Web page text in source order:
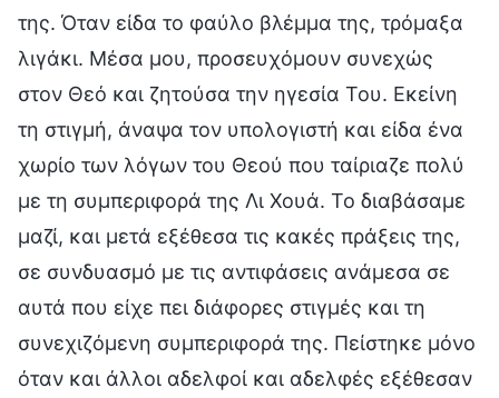
της. Όταν είδα το φαύλο βλέμμα της, τρόμαξα
λιγάκι. Μέσα μου, προσευχόμουν συνεχώς
στον Θεό και ζητούσα την ηγεσία Του. Εκείνη
τη στιγμή, άναψα τον υπολογιστή και είδα ένα
χωρίο των λόγων του Θεού που ταίριαζε πολύ
με τη συμπεριφορά της Λι Χουά. Το διαβάσαμε
μαζί, και μετά εξέθεσα τις κακές πράξεις της,
σε συνδυασμό με τις αντιφάσεις ανάμεσα σε
αυτά που είχε πει διάφορες στιγμές και τη
συνεχιζόμενη συμπεριφορά της. Πείστηκε μόνο
όταν και άλλοι αδελφοί και αδελφές εξέθεσαν